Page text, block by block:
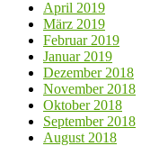
April 2019
März 2019
Februar 2019
Januar 2019
Dezember 2018
November 2018
Oktober 2018
September 2018
August 2018